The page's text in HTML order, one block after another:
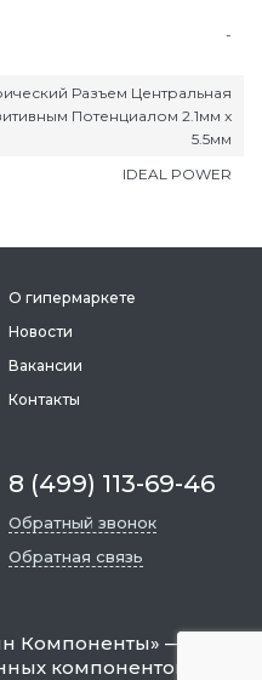
-
Разъем Центральная
Потенциалом 2.1мм x
5.5мм
IDEAL POWER
О гипермаркете
Новости
Вакансии
Контакты
8 (499) 113-69-46
Обратный звонок
Обратная связь
Компоненты» —
компонентов и
Саранск
Саратов